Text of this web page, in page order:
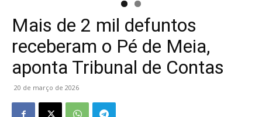
Mais de 2 mil defuntos
receberam o Pé de Meia,
aponta Tribunal de Contas
20 de março de 2026